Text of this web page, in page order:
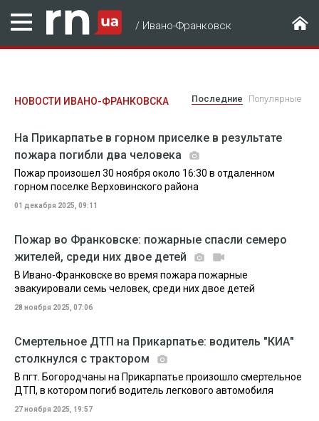
/ Ивано-Франковск
НОВОСТИ ИВАНО-ФРАНКОВСКА Последние Популярные
На Прикарпатье в горном приселке в результате
пожара погибли два человека
Пожар произошел 30 ноября около 16:30 в отдаленном
горном поселке Верховинского района
01 декабря 2025, 09:11
Пожар во Франковске: пожарные спасли семеро
жителей, среди них двое детей
В Ивано-Франковске во время пожара пожарные
эвакуировали семь человек, среди них двое детей
28 ноября 2025, 07:06
Смертельное ДТП на Прикарпатье: водитель "КИА"
столкнулся с трактором
В пгт. Богородчаны на Прикарпатье произошло смертельное
ДТП, в котором погиб водитель легкового автомобиля
27 ноября 2025, 19:57